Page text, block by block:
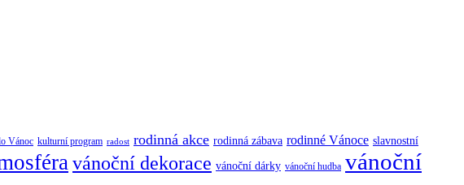
Vánoc kulturní program radost rodinná akce rodinná zábava rodinné Vánoce slavnostní
vánoční dekorace vánoční dárky vánoční hudba vánoční